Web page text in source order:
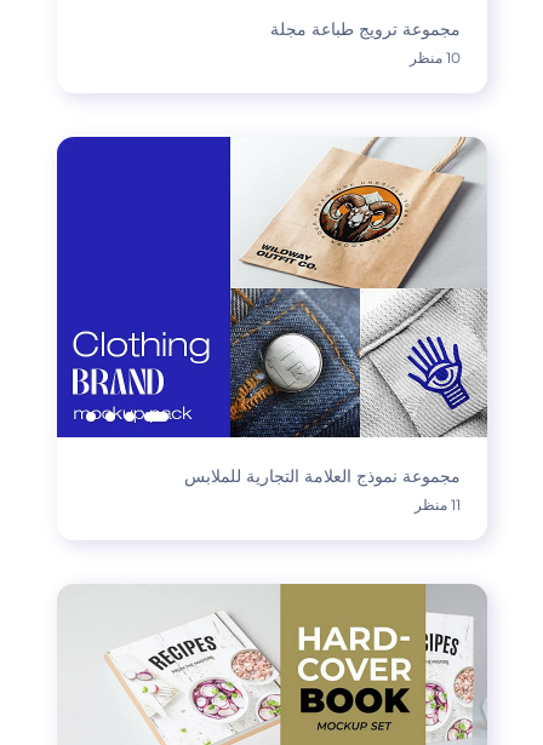
مجموعة ترويج طباعة مجلة
10 منظر
مجموعة نموذج العلامة التجارية للملابس
11 منظر